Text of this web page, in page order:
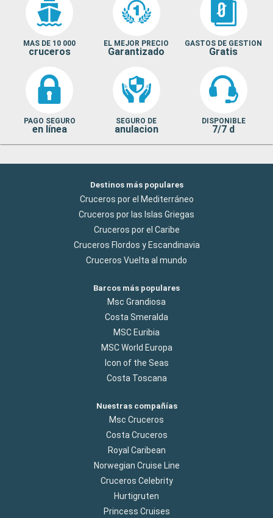
MAS DE 10 000
cruceros
EL MEJOR PRECIO
Garantizado
GASTOS DE GESTION
Gratis
PAGO SEGURO
en línea
SEGURO DE
anulacion
DISPONIBLE
7/7 d
Destinos más populares
Cruceros por el Mediterráneo
Cruceros por las Islas Griegas
Cruceros por el Caribe
Cruceros Flordos y Escandinavia
Cruceros Vuelta al mundo
Barcos más populares
Msc Grandiosa
Costa Smeralda
MSC Euribia
MSC World Europa
Icon of the Seas
Costa Toscana
Nuestras compañías
Msc Cruceros
Costa Cruceros
Royal Caribean
Norwegian Cruise Line
Cruceros Celebrity
Hurtigruten
Princess Cruises